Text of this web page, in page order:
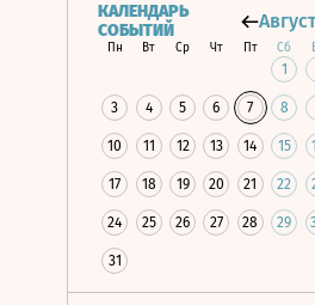
КАЛЕНДАРЬ
СОБЫТИЙ
Август
Пн Вт Ср Чт Пт Сб
1
3 4 5 6 7 8
10 11 12 13 14 15
17 18 19 20 21 22
24 25 26 27 28 29
31